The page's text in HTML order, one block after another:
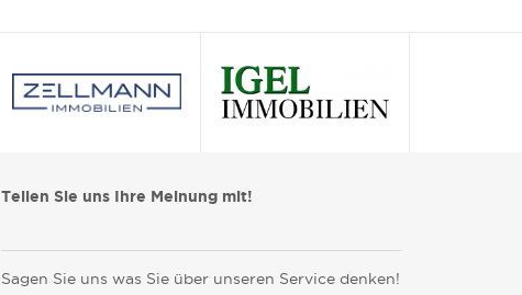
Teilen Sie uns Ihre Meinung mit!
Sagen Sie uns was Sie über unseren Service denken!